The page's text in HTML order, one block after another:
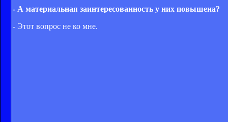
- А материальная заинтересованность у них повышена?
- Этот вопрос не ко мне.